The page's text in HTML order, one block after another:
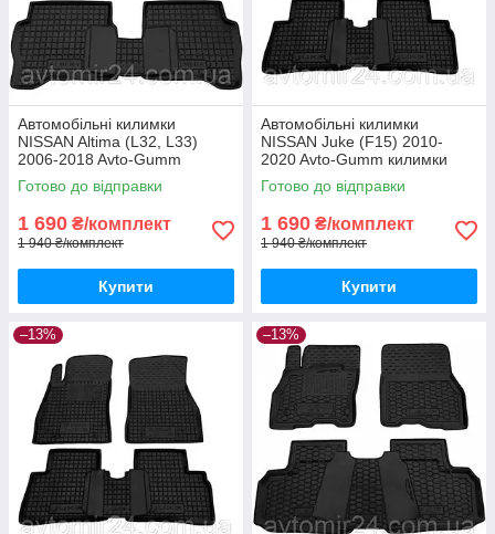
Автомобільні килимки
NISSAN Altima (L32, L33)
2006-2018 Avto-Gumm
килимки для авто НІССАН
Альтіма (Л32, Л33) 2006-2018
Готово до відправки
1 690 ₴/комплект
1 940 ₴/комплект
Купити
Автомобільні килимки
NISSAN Juke (F15) 2010-
2020 Avto-Gumm килимки
для авто НІССАН Жук (Ф15)
2010-2020 Автогум
Готово до відправки
1 690 ₴/комплект
1 940 ₴/комплект
Купити
–13% –13%